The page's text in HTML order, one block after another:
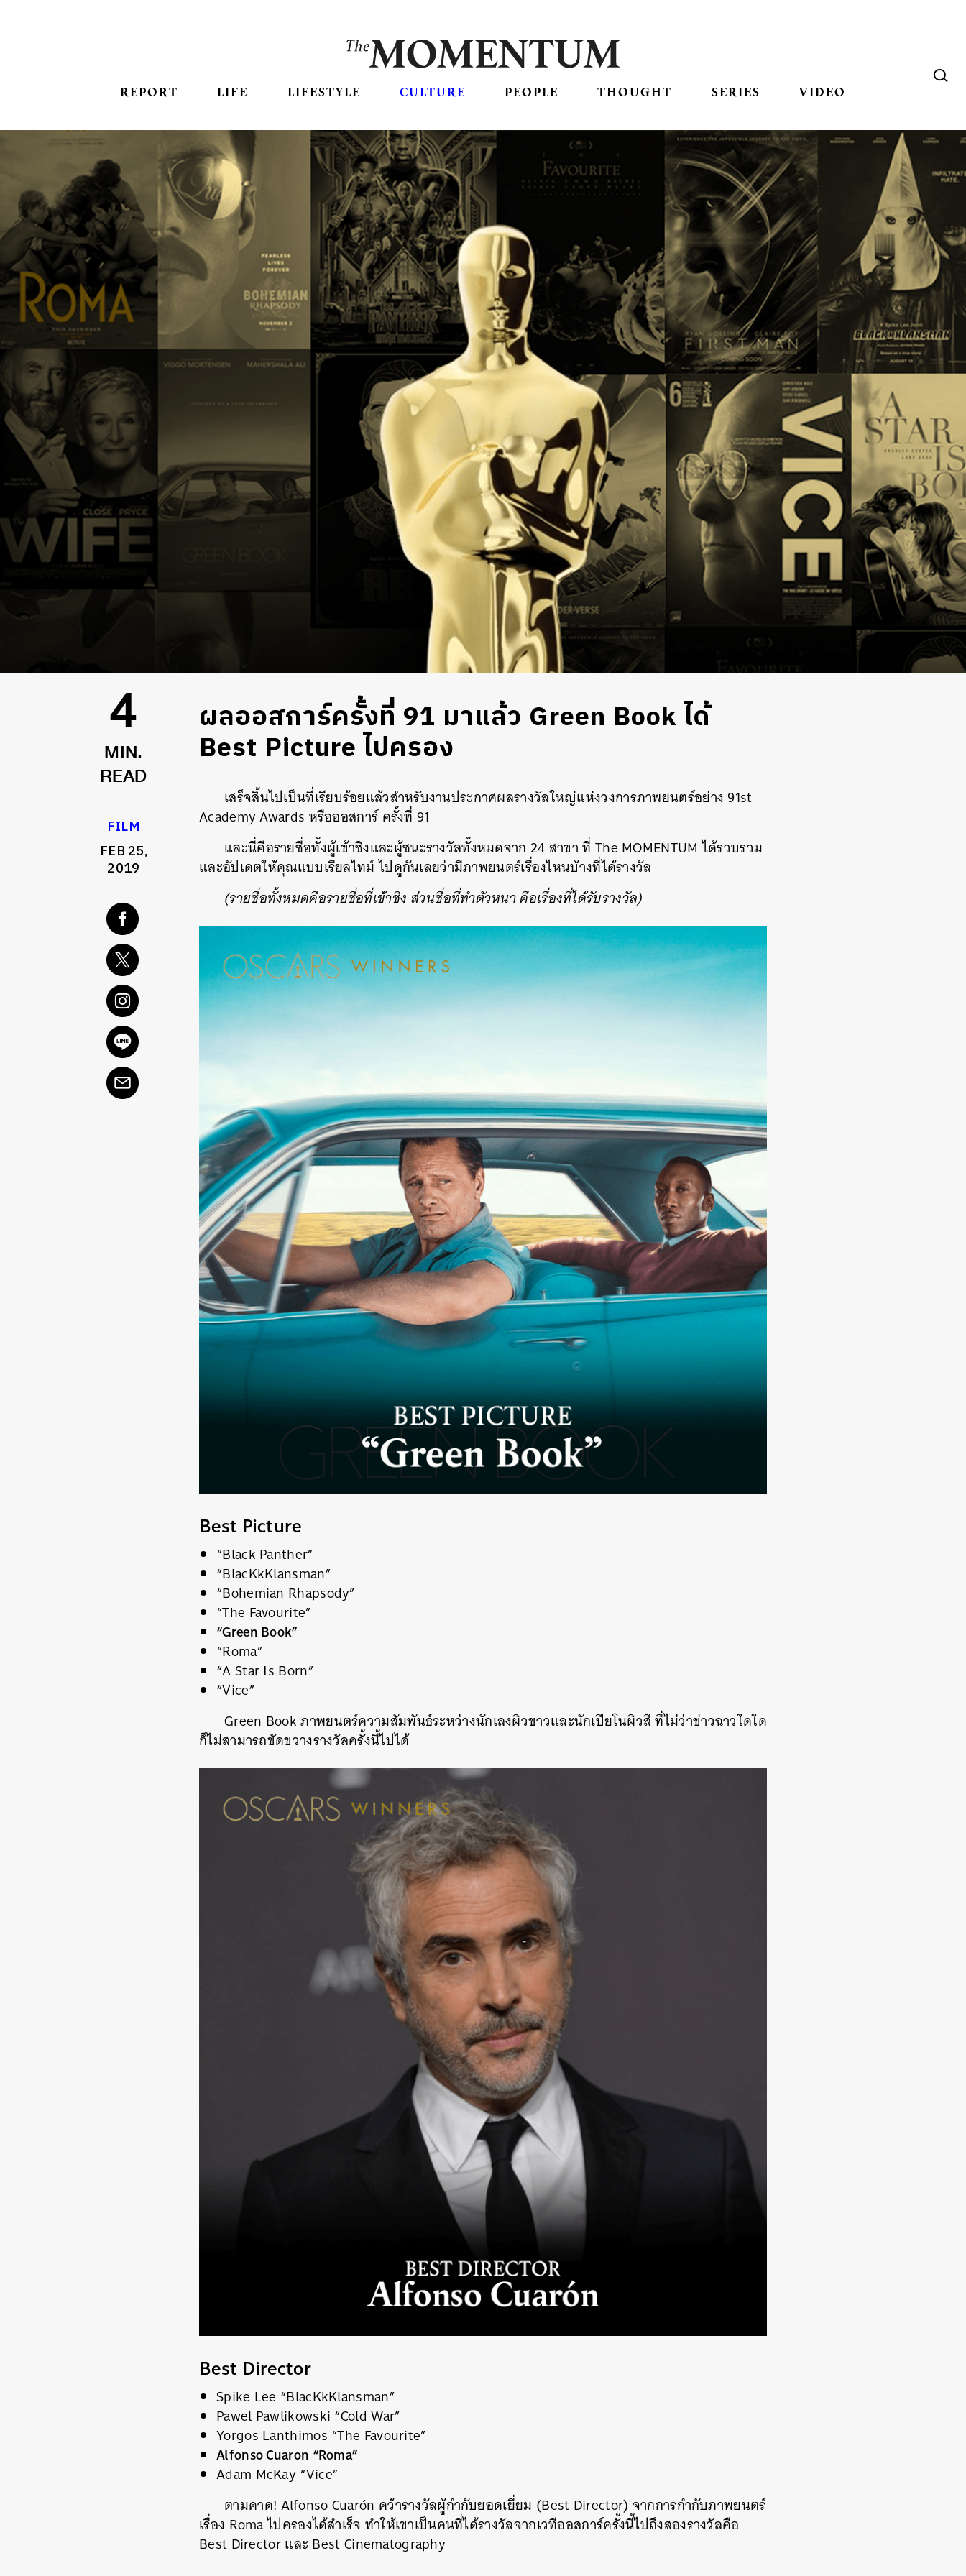
REPORT LIFE LIFESTYLE CULTURE PEOPLE THOUGHT SERIES VIDEO
4
MIN.
READ
FILM
FEB 25,
2019
ผลออสการ์ครั้งที่ 91 มาแล้ว Green Book ได้
Best Picture ไปครอง
เสร็จสิ้นไปเป็นที่เรียบร้อยแล้วสำหรับงานประกาศผลรางวัลใหญ่แห่งวงการภาพยนตร์อย่าง 91st
Academy Awards หรือออสการ์ ครั้งที่ 91
และนี่คือรายชื่อทั้งผู้เข้าชิงและผู้ชนะรางวัลทั้งหมดจาก 24 สาขา ที่ The MOMENTUM ได้รวบรวม
และอัปเดตให้คุณแบบเรียลไทม์ ไปดูกันเลยว่ามีภาพยนตร์เรื่องไหนบ้างที่ได้รางวัล
(รายชื่อทั้งหมดคือรายชื่อที่เข้าชิง ส่วนชื่อที่ทำตัวหนา คือเรื่องที่ได้รับรางวัล)
Best Picture
“Black Panther”
“BlacKkKlansman”
“Bohemian Rhapsody”
“The Favourite”
“Green Book”
“Roma”
“A Star Is Born”
“Vice”
Green Book ภาพยนตร์ความสัมพันธ์ระหว่างนักเลงผิวขาวและนักเปียโนผิวสี ที่ไม่ว่าข่าวฉาวใดใด
ก็ไม่สามารถขัดขวางรางวัลครั้งนี้ไปได้
Best Director
Spike Lee “BlacKkKlansman”
Pawel Pawlikowski “Cold War”
Yorgos Lanthimos “The Favourite”
Alfonso Cuaron “Roma”
Adam McKay “Vice”
ตามคาด! Alfonso Cuarón คว้ารางวัลผู้กำกับยอดเยี่ยม (Best Director) จากการกำกับภาพยนตร์
เรื่อง Roma ไปครองได้สำเร็จ ทำให้เขาเป็นคนที่ได้รางวัลจากเวทีออสการ์ครั้งนี้ไปถึงสองรางวัลคือ
Best Director และ Best Cinematography